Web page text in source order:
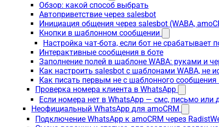
Обзор: какой способ выбрать
Автоприветствие через salesbot
Инициация общения через salesbot (WABA,
Кнопки в шаблонном сообщении
Настройка чат-бота, если бот не срабатывает
Интерактивные сообщения в боте
Заполнение полей в шаблоне WABA: руками и
Как настроить salesbot с шаблонами WABA, не
Как писать первым не с шаблонного сообщения
Проверка номера клиента в WhatsApp
Если номера нет в WhatsApp — смс, письмо или
Неофициальный WhatsApp для amoCRM
Подключение WhatsApp к amoCRM через